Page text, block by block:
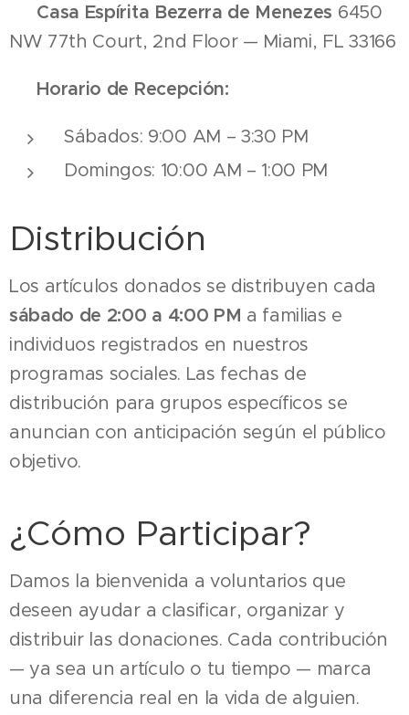
Casa Espírita Bezerra de Menezes 6450
NW 77th Court, 2nd Floor — Miami, FL 33166
Horario de Recepción:
Sábados: 9:00 AM – 3:30 PM
Domingos: 10:00 AM – 1:00 PM
Distribución
Los artículos donados se distribuyen cada
sábado de 2:00 a 4:00 PM a familias e
individuos registrados en nuestros
programas sociales. Las fechas de
distribución para grupos específicos se
anuncian con anticipación según el público
objetivo.
¿Cómo Participar?
Damos la bienvenida a voluntarios que
deseen ayudar a clasificar, organizar y
distribuir las donaciones. Cada contribución
— ya sea un artículo o tu tiempo — marca
una diferencia real en la vida de alguien.